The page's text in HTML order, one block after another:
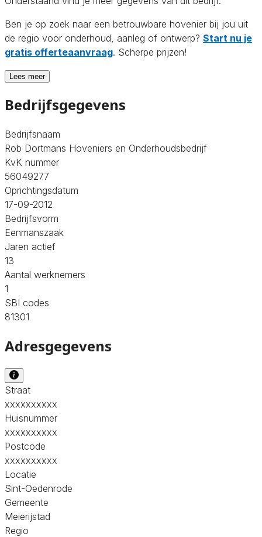
Ben je op zoek naar een betrouwbare hovenier bij jou uit
de regio voor onderhoud, aanleg of ontwerp? Start nu je
gratis offerteaanvraag. Scherpe prijzen!
Lees meer
Bedrijfsgegevens
Bedrijfsnaam
Rob Dortmans Hoveniers en Onderhoudsbedrijf
KvK nummer
56049277
Oprichtingsdatum
17-09-2012
Bedrijfsvorm
Eenmanszaak
Jaren actief
13
Aantal werknemers
1
SBI codes
81301
Adresgegevens
Straat
xxxxxxxxxx
Huisnummer
xxxxxxxxxx
Postcode
xxxxxxxxxx
Locatie
Sint-Oedenrode
Gemeente
Meierijstad
Regio